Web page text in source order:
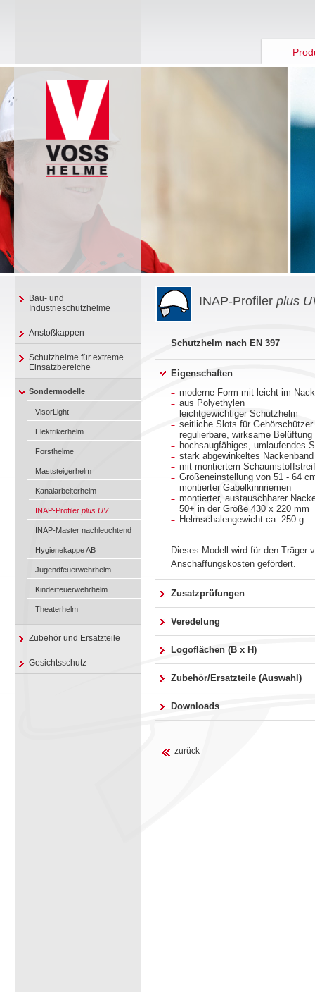
Bau- und
Industrieschutzhelme
Anstoßkappen
Schutzhelme für extreme
Einsatzbereiche
Sondermodelle
VisorLight
Elektrikerhelm
Forsthelme
Maststeigerhelm
Kanalarbeiterhelm
INAP-Profiler plus UV
INAP-Master nachleuchtend
Hygienekappe AB
Jugendfeuerwehrhelm
Kinderfeuerwehrhelm
Theaterhelm
Zubehör und Ersatzteile
Gesichtsschutz
INAP-Profiler plus
Schutzhelm nach EN 397
Eigenschaften
moderne Form mit leicht im
aus Polyethylen
leichtgewichtiger Schutzhelm
seitliche Slots für
regulierbare, wirksame Belüftung
hochsaugfähiges, umlaufendes
stark abgewinkeltes
mit montiertem
Größeneinstellung von 51 - 64
montierter Gabelkinnriemen
montierter, austauschbarer
50+ in der Größe 430 x 220 mm
Helmschalengewicht ca. 250 g
Dieses Modell wird für den Träger
Anschaffungskosten gefördert.
Zusatzprüfungen
Veredelung
Logoflächen (B x H)
Zubehör/Ersatzteile (Auswahl)
Downloads
zurück